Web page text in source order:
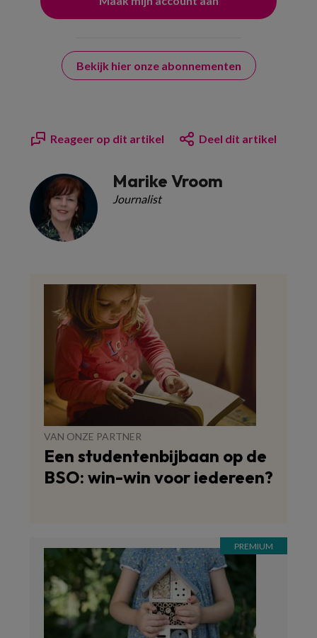
Bekijk hier onze abonnementen
Reageer op dit artikel Deel dit artikel
Marike Vroom
Journalist
VAN ONZE PARTNER
Een studentenbijbaan op de
BSO: win-win voor iedereen?